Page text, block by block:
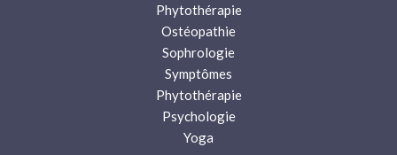
Phytothérapie
Ostéopathie
Sophrologie
Symptômes
Phytothérapie
Psychologie
Yoga